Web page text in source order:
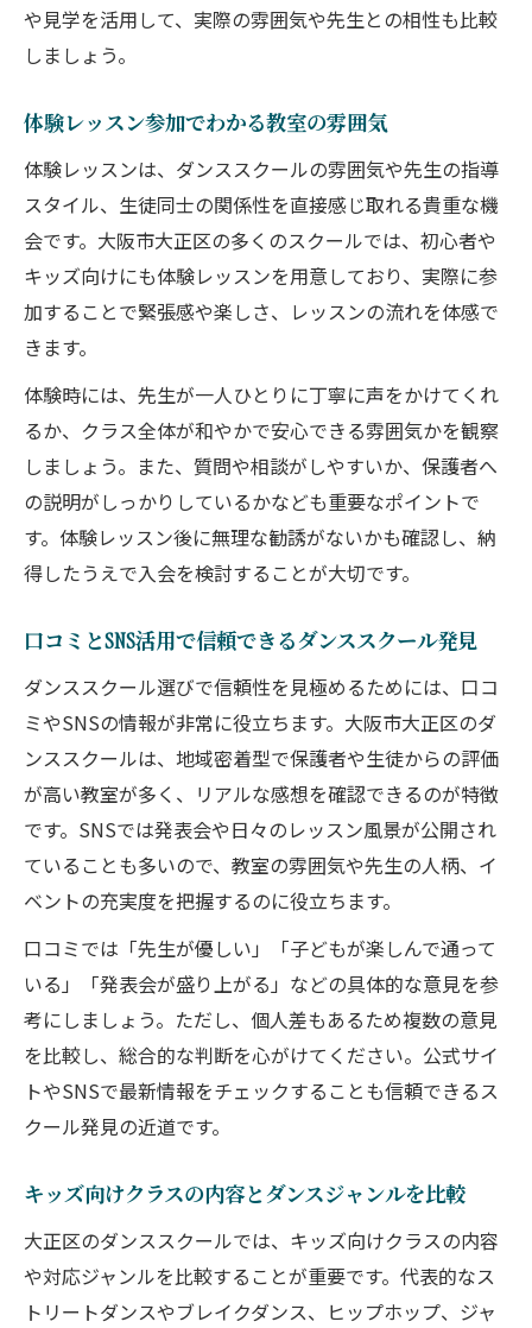
や見学を活用して、実際の雰囲気や先生との相性も比較
しましょう。
体験レッスン参加でわかる教室の雰囲気
体験レッスンは、ダンススクールの雰囲気や先生の指導
スタイル、生徒同士の関係性を直接感じ取れる貴重な機
会です。大阪市大正区の多くのスクールでは、初心者や
キッズ向けにも体験レッスンを用意しており、実際に参
加することで緊張感や楽しさ、レッスンの流れを体感で
きます。
体験時には、先生が一人ひとりに丁寧に声をかけてくれ
るか、クラス全体が和やかで安心できる雰囲気かを観察
しましょう。また、質問や相談がしやすいか、保護者へ
の説明がしっかりしているかなども重要なポイントで
す。体験レッスン後に無理な勧誘がないかも確認し、納
得したうえで入会を検討することが大切です。
口コミとSNS活用で信頼できるダンススクール発見
ダンススクール選びで信頼性を見極めるためには、口コ
ミやSNSの情報が非常に役立ちます。大阪市大正区のダ
ンススクールは、地域密着型で保護者や生徒からの評価
が高い教室が多く、リアルな感想を確認できるのが特徴
です。SNSでは発表会や日々のレッスン風景が公開され
ていることも多いので、教室の雰囲気や先生の人柄、イ
ベントの充実度を把握するのに役立ちます。
口コミでは「先生が優しい」「子どもが楽しんで通って
いる」「発表会が盛り上がる」などの具体的な意見を参
考にしましょう。ただし、個人差もあるため複数の意見
を比較し、総合的な判断を心がけてください。公式サイ
トやSNSで最新情報をチェックすることも信頼できるス
クール発見の近道です。
キッズ向けクラスの内容とダンスジャンルを比較
大正区のダンススクールでは、キッズ向けクラスの内容
や対応ジャンルを比較することが重要です。代表的なス
トリートダンスやブレイクダンス、ヒップホップ、ジャ